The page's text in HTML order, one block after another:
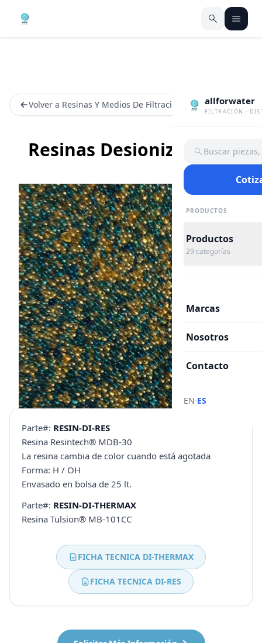
allforwater
FILTRACIÓN ·
Buscar
PRODUCTOS
Productos
29 categorías
Marcas
Nosotros
Contacto
EN·ES
Volver a Resinas Y Medios De Filtracion
Resinas Desionizadoras
Parte#: RESIN-DI-RES
Resina Resintech® MDB-30
La resina cambia de color cuando está agotada
Forma: H / OH
Envasado en bolsa de 25 lt.
Parte#: RESIN-DI-THERMAX
Resina Tulsion® MB-101CC
FICHA TECNICA DI-THERMAX
FICHA TECNICA DI-RES